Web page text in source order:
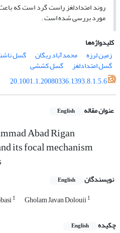
روند امتدادلغز راست گرد است که
مورد بررسی شده است .
کلیدواژه‌ها
زمین لرزه
محمدآباد ریگان گسل
گسل امتدادلغز
گسل کششی
20.1001.1.20080336.1393.8.1.5.6
عنوان مقاله English
Abad Rigan
its focal mechanism
نویسندگان English
1 Gholam Javan Dolouii1
چکیده English